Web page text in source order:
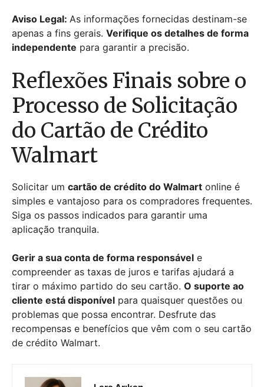
Aviso Legal: As informações fornecidas destinam-se
apenas a fins gerais. Verifique os detalhes de forma
independente para garantir a precisão.
Reflexões Finais sobre o
Processo de Solicitação
do Cartão de Crédito
Walmart
Solicitar um cartão de crédito do Walmart online é
simples e vantajoso para os compradores frequentes.
Siga os passos indicados para garantir uma
aplicação tranquila.
Gerir a sua conta de forma responsável e
compreender as taxas de juros e tarifas ajudará a
tirar o máximo partido do seu cartão. O suporte ao
cliente está disponível para quaisquer questões ou
problemas que possa encontrar. Desfrute das
recompensas e benefícios que vêm com o seu cartão
de crédito Walmart.